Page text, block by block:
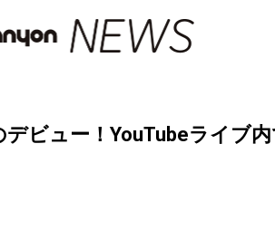
ビュー！YouTubeライブ